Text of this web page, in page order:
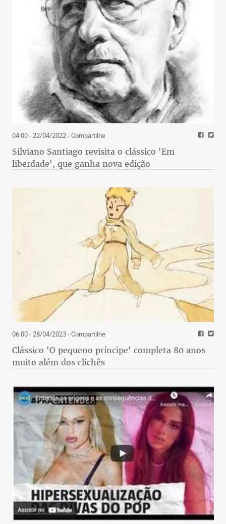
04:00 - 22/04/2022- Compartilhe
Silviano Santiago revisita o clássico 'Em
liberdade', que ganha nova edição
06:00 - 28/04/2023- Compartilhe
Clássico 'O pequeno príncipe' completa 80 anos
muito além dos clichês